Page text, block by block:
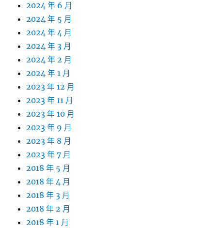
2024 年 6 月
2024 年 5 月
2024 年 4 月
2024 年 3 月
2024 年 2 月
2024 年 1 月
2023 年 12 月
2023 年 11 月
2023 年 10 月
2023 年 9 月
2023 年 8 月
2023 年 7 月
2018 年 5 月
2018 年 4 月
2018 年 3 月
2018 年 2 月
2018 年 1 月